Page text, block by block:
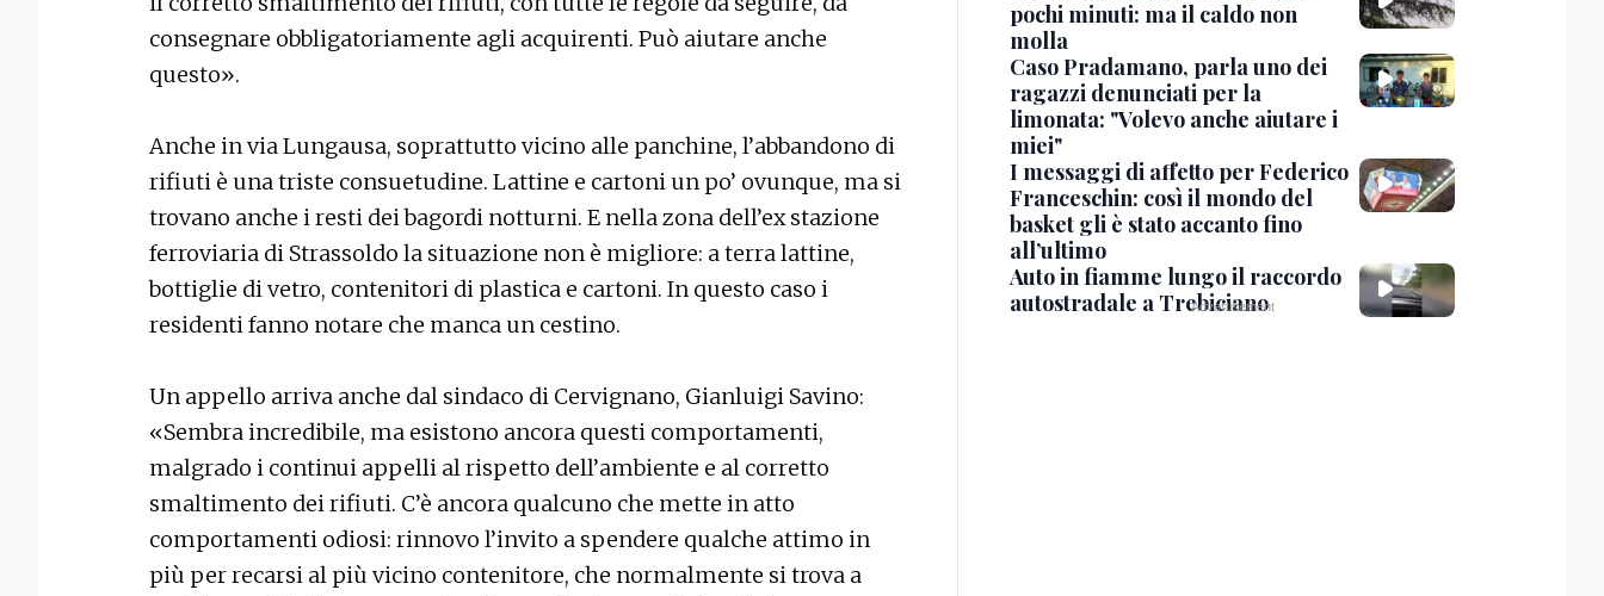
consegnare obbligatoriamente agli acquirenti. Può aiutare anche
questo».
Anche in via Lungausa, soprattutto vicino alle panchine, l’abbandono di
rifiuti è una triste consuetudine. Lattine e cartoni un po’ ovunque, ma si
trovano anche i resti dei bagordi notturni. E nella zona dell’ex stazione
ferroviaria di Strassoldo la situazione non è migliore: a terra lattine,
bottiglie di vetro, contenitori di plastica e cartoni. In questo caso i
residenti fanno notare che manca un cestino.
Un appello arriva anche dal sindaco di Cervignano, Gianluigi Savino:
«Sembra incredibile, ma esistono ancora questi comportamenti,
malgrado i continui appelli al rispetto dell’ambiente e al corretto
smaltimento dei rifiuti. C’è ancora qualcuno che mette in atto
comportamenti odiosi: rinnovo l’invito a spendere qualche attimo in
più per recarsi al più vicino contenitore, che normalmente si trova a
pochi minuti: ma il caldo non
molla
Caso Pradamano, parla uno dei
ragazzi denunciati per la
limonata: "Volevo anche aiutare i
miei"
I messaggi di affetto per Federico
Franceschin: così il mondo del
basket gli è stato accanto fino
all’ultimo
Auto in fiamme lungo il raccordo
autostradale a Trebiciano